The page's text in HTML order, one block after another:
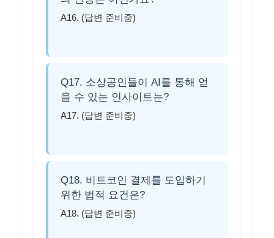
A16. (답변 준비중)
Q17. 소상공인들이 AI를 통해 얻
을 수 있는 인사이트는?
A17. (답변 준비중)
Q18. 비트코인 결제를 도입하기
위한 법적 요건은?
A18. (답변 준비중)